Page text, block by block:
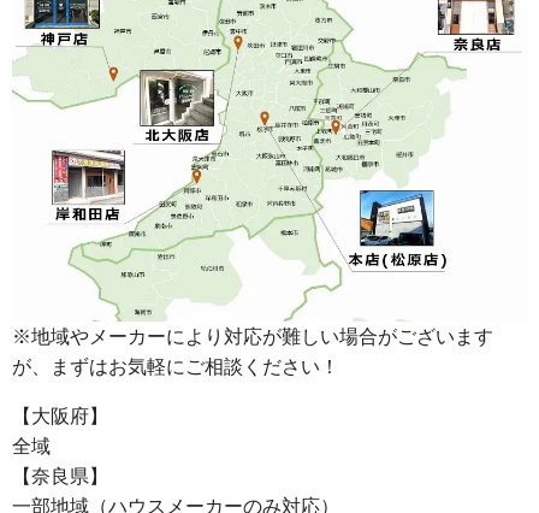
※地域やメーカーにより対応が難しい場合がございます
が、まずはお気軽にご相談ください！
【大阪府】
全域
【奈良県】
一部地域（ハウスメーカーのみ対応）